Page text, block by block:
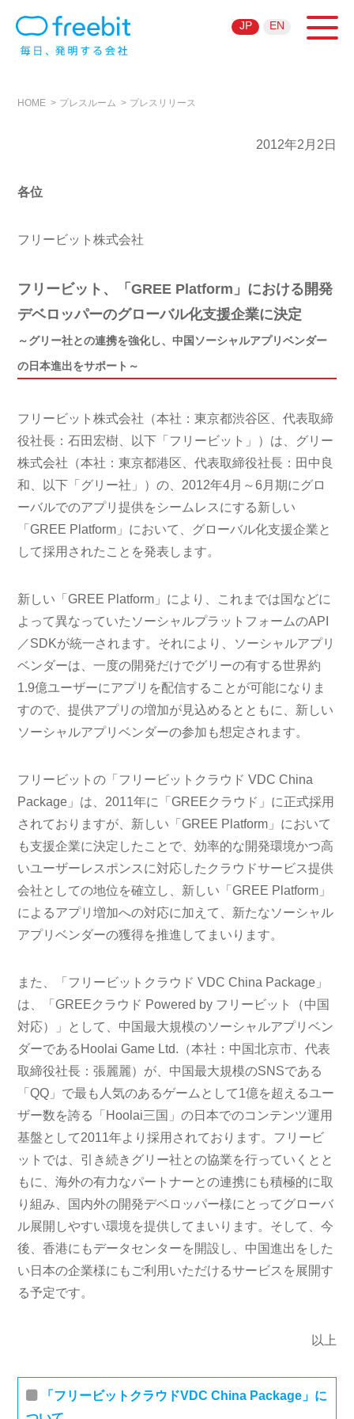
JP EN
HOME プレスルーム プレスリリース
2012年2月2日
各位
フリービット株式会社
フリービット、「GREE Platform」における開発
デベロッパーのグローバル化支援企業に決定
～グリー社との連携を強化し、中国ソーシャルアプリベンダー
の日本進出をサポート～
フリービット株式会社（本社：東京都渋谷区、代表取締
役社長：石田宏樹、以下「フリービット」）は、グリー
株式会社（本社：東京都港区、代表取締役社長：田中良
和、以下「グリー社」）の、2012年4月～6月期にグロ
ーバルでのアプリ提供をシームレスにする新しい
「GREE Platform」において、グローバル化支援企業と
して採用されたことを発表します。
新しい「GREE Platform」により、これまでは国などに
よって異なっていたソーシャルプラットフォームのAPI
／SDKが統一されます。それにより、ソーシャルアプリ
ベンダーは、一度の開発だけでグリーの有する世界約
1.9億ユーザーにアプリを配信することが可能になりま
すので、提供アプリの増加が見込めるとともに、新しい
ソーシャルアプリベンダーの参加も想定されます。
フリービットの「フリービットクラウド VDC China
Package」は、2011年に「GREEクラウド」に正式採用
されておりますが、新しい「GREE Platform」において
も支援企業に決定したことで、効率的な開発環境かつ高
いユーザーレスポンスに対応したクラウドサービス提供
会社としての地位を確立し、新しい「GREE Platform」
によるアプリ増加への対応に加えて、新たなソーシャル
アプリベンダーの獲得を推進してまいります。
また、「フリービットクラウド VDC China Package」
は、「GREEクラウド Powered by フリービット（中国
対応）」として、中国最大規模のソーシャルアプリベン
ダーであるHoolai Game Ltd.（本社：中国北京市、代表
取締役社長：張麗麗）が、中国最大規模のSNSである
「QQ」で最も人気のあるゲームとして1億を超えるユー
ザー数を誇る「Hoolai三国」の日本でのコンテンツ運用
基盤として2011年より採用されております。フリービ
ットでは、引き続きグリー社との協業を行っていくとと
もに、海外の有力なパートナーとの連携にも積極的に取
り組み、国内外の開発デベロッパー様にとってグローバ
ル展開しやすい環境を提供してまいります。そして、今
後、香港にもデータセンターを開設し、中国進出をした
い日本の企業様にもご利用いただけるサービスを展開す
る予定です。
以上
「フリービットクラウドVDC China Package」に